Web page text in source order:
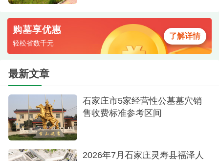
购墓享优惠
轻松省数千元
了解详情
最新文章
石家庄市5家经营性公墓墓穴销
售收费标准参考区间
2026年7月石家庄灵寿县福泽人